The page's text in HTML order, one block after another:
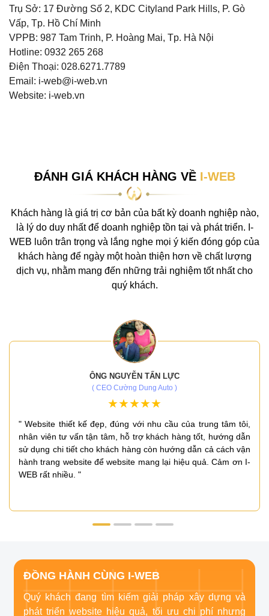
Trụ Sở: 17 Đường Số 2, KDC Cityland Park Hills, P. Gò
Vấp, Tp. Hồ Chí Minh
VPPB: 987 Tam Trinh, P. Hoàng Mai, Tp. Hà Nội
Hotline: 0932 265 268
Điện Thoại: 028.6271.7789
Email: i-web@i-web.vn
Website: i-web.vn
ĐÁNH GIÁ KHÁCH HÀNG VỀ I-WEB
Khách hàng là giá trị cơ bản của bất kỳ doanh nghiệp nào,
là lý do duy nhất để doanh nghiệp tồn tại và phát triển. I-
WEB luôn trân trọng và lắng nghe mọi ý kiến đóng góp của
khách hàng để ngày một hoàn thiện hơn về chất lượng
dịch vụ, nhằm mang đến những trải nghiệm tốt nhất cho
quý khách.
ÔNG NGUYỄN TẤN LỰC
( CEO Cường Dung Auto )
" Website thiết kế đẹp, đúng với nhu cầu của trung tâm tôi,
nhân viên tư vấn tận tâm, hỗ trợ khách hàng tốt, hướng dẫn
sử dụng chi tiết cho khách hàng còn hướng dẫn cả cách vận
hành trang website để website mang lại hiệu quả. Cảm ơn I-
WEB rất nhiều. "
ĐỒNG HÀNH CÙNG I-WEB
Quý khách đang tìm kiếm giải pháp xây dựng và
phát triển website hiệu quả, tối ưu chi phí nhưng